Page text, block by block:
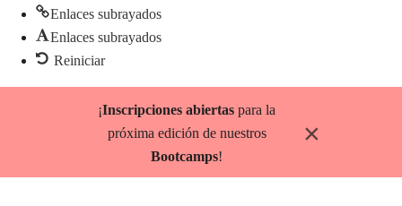
Enlaces subrayados
Enlaces subrayados
Reiniciar
¡Inscripciones abiertas para la
próxima edición de nuestros
Bootcamps!
×